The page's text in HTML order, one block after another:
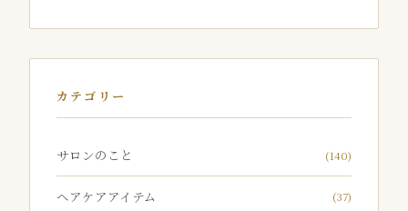
カテゴリー
サロンのこと (140)
ヘアケアアイテム (37)